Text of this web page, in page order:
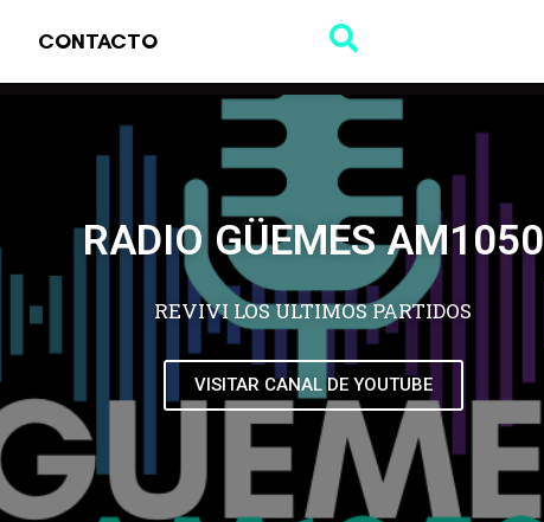
CONTACTO
RADIO GÜEMES AM1050
REVIVI LOS ULTIMOS PARTIDOS
VISITAR CANAL DE YOUTUBE